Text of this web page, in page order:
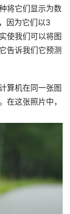
将它们显示为数
因为它们以3
使我们可以将图
告诉我们它预测
算机在同一张图
在这张照片中，